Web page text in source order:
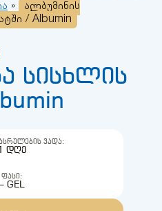
»
ალბუმინის
/ Albumin
სისხლის
ᲕᲐᲓᲐ:
ᲓᲦᲔ
ᲤᲐᲡᲘ:
– GEL